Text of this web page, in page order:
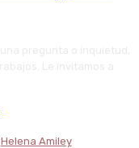
Helena Amiley